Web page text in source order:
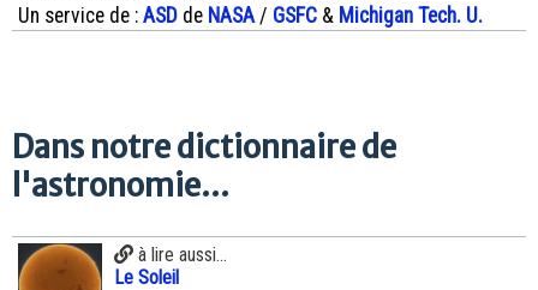
Un service de : ASD de NASA/ GSFC & Michigan Tech. U.
Dans notre dictionnaire de
l'astronomie...
à lire aussi...
Le Soleil